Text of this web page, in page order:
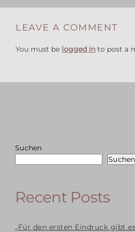
LEAVE A COMMENT
You must be logged in to post a
Suchen
Suchen
Recent Posts
„Für den ersten Eindruck gibt